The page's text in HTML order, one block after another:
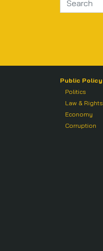
Public Policy
Politics
Law & Rights
Economy
Corruption